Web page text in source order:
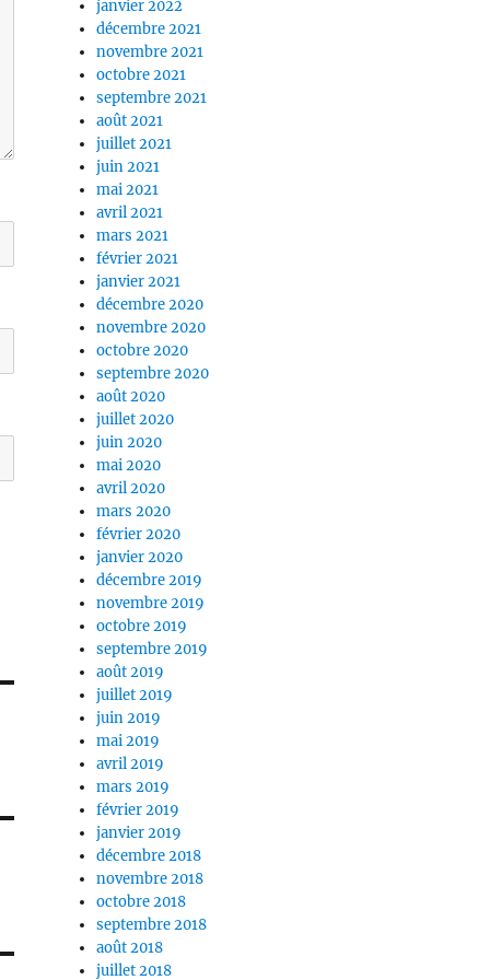
janvier 2022
décembre 2021
novembre 2021
octobre 2021
septembre 2021
août 2021
juillet 2021
juin 2021
mai 2021
avril 2021
mars 2021
février 2021
janvier 2021
décembre 2020
novembre 2020
octobre 2020
septembre 2020
août 2020
juillet 2020
juin 2020
mai 2020
avril 2020
mars 2020
février 2020
janvier 2020
décembre 2019
novembre 2019
octobre 2019
septembre 2019
août 2019
juillet 2019
juin 2019
mai 2019
avril 2019
mars 2019
février 2019
janvier 2019
décembre 2018
novembre 2018
octobre 2018
septembre 2018
août 2018
juillet 2018